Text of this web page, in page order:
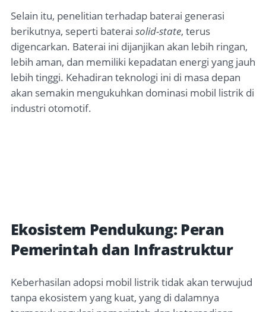
Selain itu, penelitian terhadap baterai generasi
berikutnya, seperti baterai solid-state, terus
digencarkan. Baterai ini dijanjikan akan lebih ringan,
lebih aman, dan memiliki kepadatan energi yang jauh
lebih tinggi. Kehadiran teknologi ini di masa depan
akan semakin mengukuhkan dominasi mobil listrik di
industri otomotif.
Ekosistem Pendukung: Peran
Pemerintah dan Infrastruktur
Keberhasilan adopsi mobil listrik tidak akan terwujud
tanpa ekosistem yang kuat, yang di dalamnya